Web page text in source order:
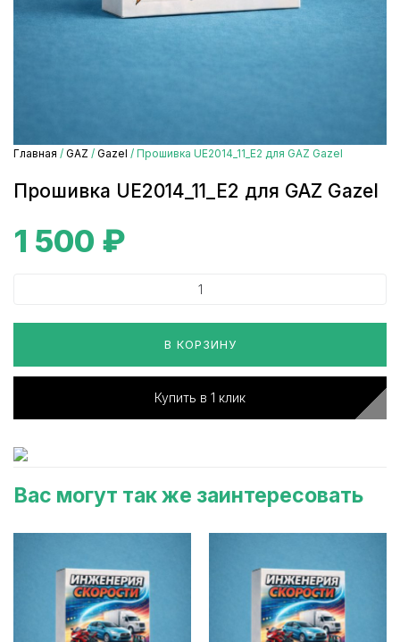
Главная / GAZ / Gazel / Прошивка UE2014_11_E2 для GAZ Gazel
Прошивка UE2014_11_E2 для GAZ Gazel
1 500 ₽
В КОРЗИНУ
Купить в 1 клик
Вас могут так же заинтересовать